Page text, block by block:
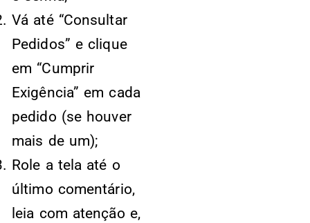
Vá até “Consultar
Pedidos” e clique
em “Cumprir
Exigência” em cada
pedido (se houver
mais de um);
Role a tela até o
último comentário,
leia com atenção e,